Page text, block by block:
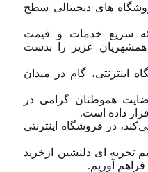
های دیجیتالی سطح
سریع خدمات و قیمت
عزیز را بدست
اینترنتی، گام در میدان
هموطنان گرامی در
داده است.
در فروشگاه اینترنتی
تجربه ای دلنشین ازخرید
آوریم.